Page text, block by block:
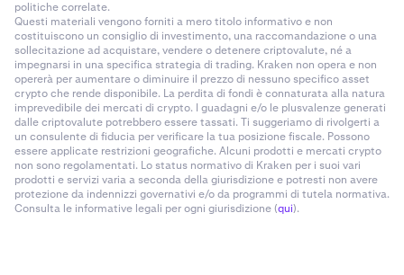
politiche correlate.
Questi materiali vengono forniti a mero titolo informativo e non
costituiscono un consiglio di investimento, una raccomandazione o una
sollecitazione ad acquistare, vendere o detenere criptovalute, né a
impegnarsi in una specifica strategia di trading. Kraken non opera e non
opererà per aumentare o diminuire il prezzo di nessuno specifico asset
crypto che rende disponibile. La perdita di fondi è connaturata alla natura
imprevedibile dei mercati di crypto. I guadagni e/o le plusvalenze generati
dalle criptovalute potrebbero essere tassati. Ti suggeriamo di rivolgerti a
un consulente di fiducia per verificare la tua posizione fiscale. Possono
essere applicate restrizioni geografiche. Alcuni prodotti e mercati crypto
non sono regolamentati. Lo status normativo di Kraken per i suoi vari
prodotti e servizi varia a seconda della giurisdizione e potresti non avere
protezione da indennizzi governativi e/o da programmi di tutela normativa.
Consulta le informative legali per ogni giurisdizione (qui).